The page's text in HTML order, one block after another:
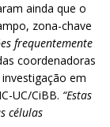
ainda que o
zona-chave
frequentemente
coordenadoras
em
UC/CiBB. “Estas
células